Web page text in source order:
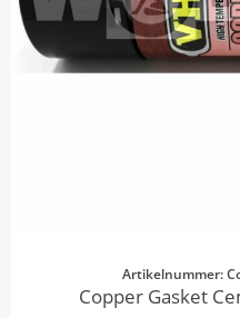
Artikelnummer:
Copper Gasket